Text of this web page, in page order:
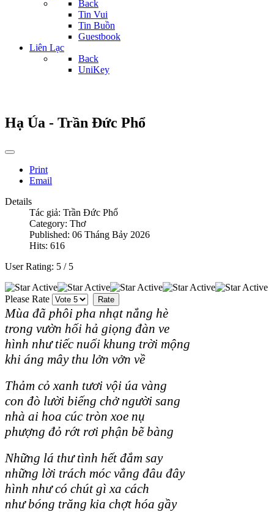
Back
Tin Vui
Tin Buồn
Guestbook
Liên Lạc
Back
UniKey
Hạ Úa - Trần Đức Phổ
Print
Email
Details
Tác giả: Trần Đức Phổ
Category: Thơ
Published: 06 Tháng Bảy 2026
Hits: 616
User Rating: 5 / 5
Please Rate
Mùa đã phôi pha nhạt nắng hè
trong vườn hối hả giọng đàn ve
hình như tiếc nuối khung trời mộng
khi áng mây thu lởn vởn về
Thảm cỏ xanh tươi vội úa vàng
con đò lười biếng chở người sang
nhà ai hoa cúc tròn xoe nụ
phượng đỏ rớt rơi phận bẽ bàng
Những lá thư tình hết đắm say
những lời trách móc vẳng đâu đây
hình như có chút gì xa cách
như bóng trăng kia chợt hóa gầy